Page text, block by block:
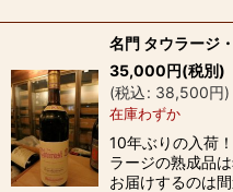
名門 タウラージ
35,000円(税別)
(税込: 38,500円)
在庫わずか
10年ぶりの入荷
ラージの熟成品
お届けするのは